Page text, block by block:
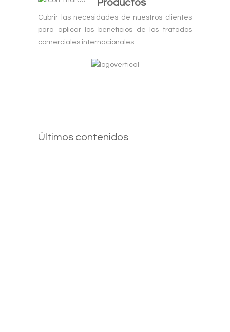
Productos
Cubrir las necesidades de nuestros clientes
para aplicar los beneficios de los tratados
comerciales internacionales.
Últimos contenidos